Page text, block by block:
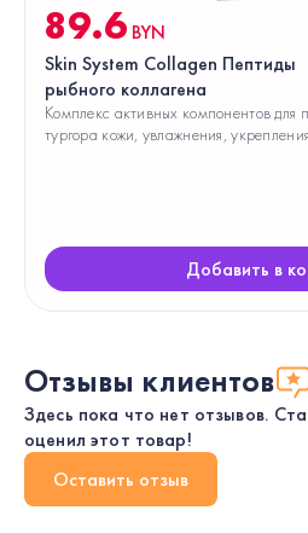
89.6 BYN
Skin System Collagen Пептиды
рыбного коллагена
Комплекс активных компонентов для
тургора кожи, увлажнения,
Добавить в
Отзывы клиентов
Здесь пока что нет отзывов.
оценил этот товар!
Оставить отзыв